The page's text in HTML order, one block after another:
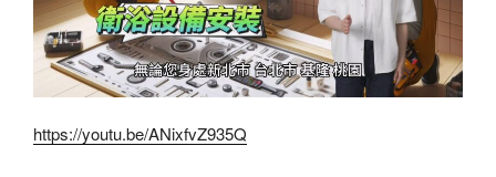
https://youtu.be/ANixfvZ935Q